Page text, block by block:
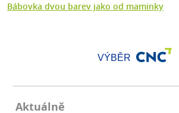
Bábovka dvou barev jako od maminky
VÝBĚR
Aktuálně